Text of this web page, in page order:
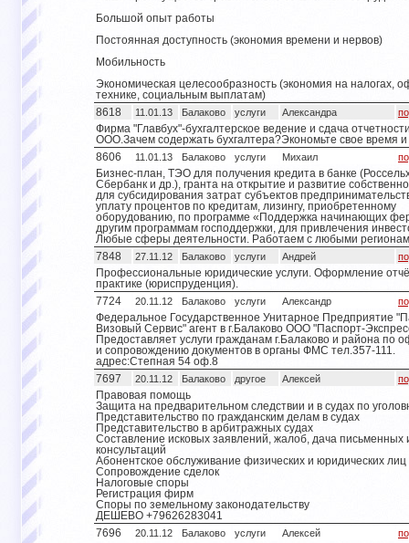
Большой опыт работы
Постоянная доступность (экономия времени и нервов)
Мобильность
Экономическая целесообразность (экономия на налогах,
технике, социальным выплатам)
8618
11.01.13 Балаково услуги Александра
Фирма "Главбух"-бухгалтерское ведение и сдача
ООО.Зачем содержать бухгалтера?Экономьте свое время и
8606
11.01.13 Балаково услуги Михаил
Бизнес-план, ТЭО для получения кредита в банке
Сбербанк и др.), гранта на открытие и развитие
для субсидирования затрат субъектов
уплату процентов по кредитам, лизингу, приобретенному
оборудованию, по программе «Поддержка начинающих
другим программам господдержки, для привлечения
Любые сферы деятельности. Работаем с любыми
7848
27.11.12 Балаково услуги Андрей
Профессиональные юридические услуги. Оформление
практике (юриспруденция).
7724
20.11.12 Балаково услуги Александр
Федеральное Государственное Унитарное Предприятие
Визовый Сервис" агент в г.Балаково ООО "Паспорт-
Предоставляет услуги гражданам г.Балаково и района по
и сопровождению документов в органы ФМС тел.357-111.
адрес:Степная 54 оф.8
7697
20.11.12 Балаково другое Алексей
Правовая помощь
Защита на предварительном следствии и в судах по
Представительство по гражданским делам в судах
Представительство в арбитражных судах
Составление исковых заявлений, жалоб, дача письменных
консультаций
Абонентское обслуживание физических и юридических лиц
Сопровождение сделок
Налоговые споры
Регистрация фирм
Споры по земельному законодательству
ДЕШЕВО +79626283041
7696
20.11.12 Балаково услуги Алексей